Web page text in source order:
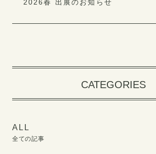
2026春 出展のお知らせ
CATEGORIES
ALL
全ての記事